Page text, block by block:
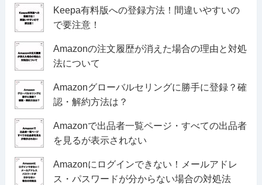
Keepa有料版への登録方法！間違いやすいの
で要注意！
Amazonの注文履歴が消えた場合の理由と対処
法について
Amazonグローバルセリングに勝手に登録？確
認・解約方法は？
Amazonで出品者一覧ページ・すべての出品者
を見るが表示されない
Amazonにログインできない！メールアドレ
ス・パスワードが分からない場合の対処法